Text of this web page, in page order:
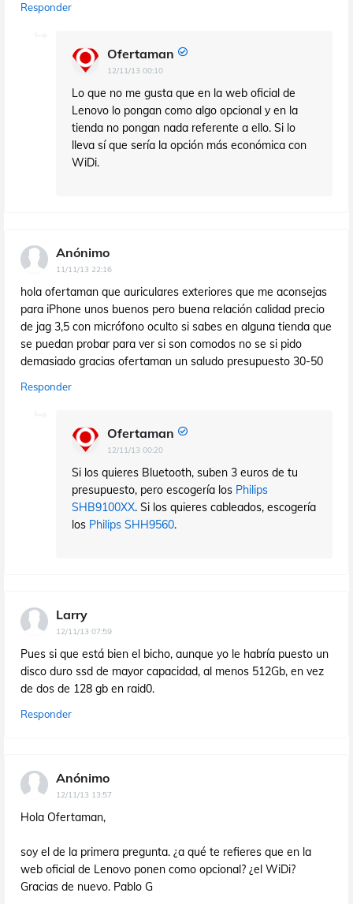
Responder
Ofertaman
12/11/13 00:10
Lo que no me gusta que en la web oficial de
Lenovo lo pongan como algo opcional y en la
tienda no pongan nada referente a ello. Si lo
lleva sí que sería la opción más económica con
WiDi.
Anónimo
11/11/13 22:16
hola ofertaman que auriculares exteriores que me aconsejas
para iPhone unos buenos pero buena relación calidad precio
de jag 3,5 con micrófono oculto si sabes en alguna tienda que
se puedan probar para ver si son comodos no se si pido
demasiado gracias ofertaman un saludo presupuesto 30-50
Responder
Ofertaman
12/11/13 00:20
Si los quieres Bluetooth, suben 3 euros de tu
presupuesto, pero escogería los Philips
SHB9100XX. Si los quieres cableados, escogería
los Philips SHH9560.
Larry
12/11/13 07:59
Pues si que está bien el bicho, aunque yo le habría puesto un
disco duro ssd de mayor capacidad, al menos 512Gb, en vez
de dos de 128 gb en raid0.
Responder
Anónimo
12/11/13 13:57
Hola Ofertaman,
soy el de la primera pregunta. ¿a qué te refieres que en la
web oficial de Lenovo ponen como opcional? ¿el WiDi?
Gracias de nuevo. Pablo G